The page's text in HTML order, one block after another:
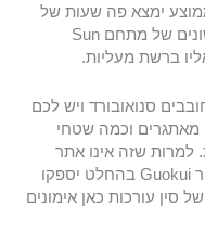
ימצא פה שעות של
הנאה, תוך כדי מעבר בין המדרונות השונים של מתחם Sun
סנואובורד ויש לכם
מאתגרים וכמה שטחי
למרות שזה אינו אתר
אירופאי עצום במידותיו, המורדות של הר Guokui בהחלט יספקו
סין עורכות כאן אימונים